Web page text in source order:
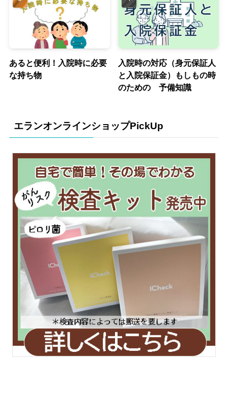
あると便利！入院時に必要
な持ち物
入院時の対応（身元保証人
と入院保証金）もしもの時
のための 予備知識
エランオンラインショップPickUp